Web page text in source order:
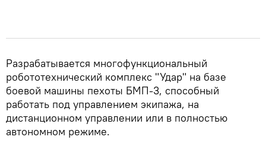
Разрабатывается многофункциональный
робототехнический комплекс "Удар" на базе
боевой машины пехоты БМП-3, способный
работать под управлением экипажа, на
дистанционном управлении или в полностью
автономном режиме.